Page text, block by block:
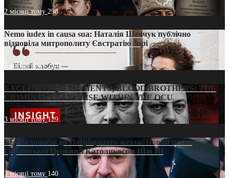
2 місяці тому 298
Nemo iudex in causa sua: Наталія Шевчук публічно
відповіла митрополиту Євстратію Зорі
3 місяці тому214
EXCLUSIVE (DOCUMENTS)/BLOOD BROTHERS: THE
CRIMINAL FRANCHISE WITHIN THE OCU
3 місяці тому129
Від віолончелі до Патріаршого жезла: Новий шлях
Грузинської Церкви з Католикосом Шіо III
3 місяці тому 140